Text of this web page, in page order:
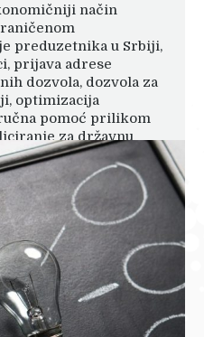
način
preduzetnika u Srbiji,
prijava adrese
dozvola, dozvola za
optimizacija
pomoć prilikom
za državnu